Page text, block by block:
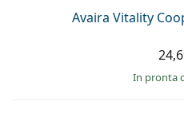
Avaira Vitality
in pronta